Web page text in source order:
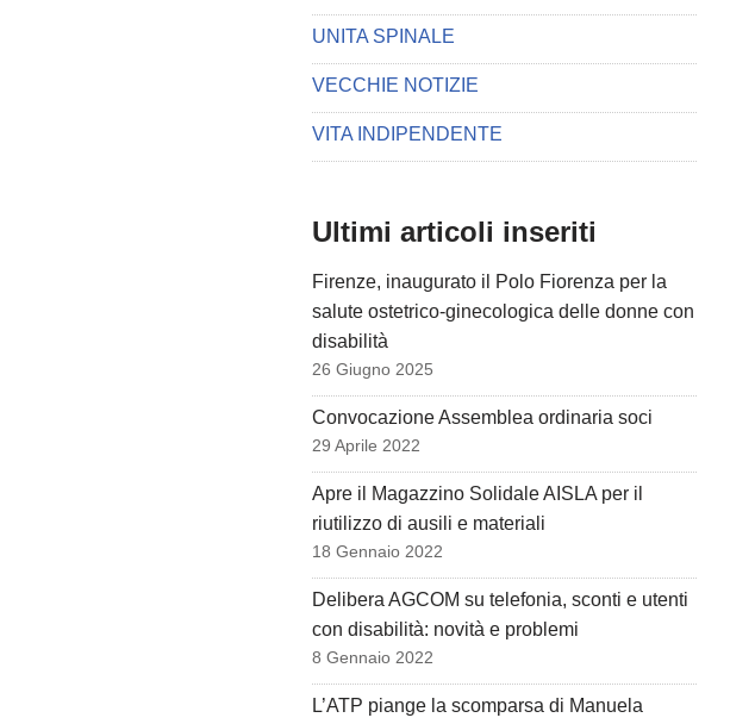
UNITA SPINALE
VECCHIE NOTIZIE
VITA INDIPENDENTE
Ultimi articoli inseriti
Firenze, inaugurato il Polo Fiorenza per la
salute ostetrico-ginecologica delle donne con
disabilità
26 Giugno 2025
Convocazione Assemblea ordinaria soci
29 Aprile 2022
Apre il Magazzino Solidale AISLA per il
riutilizzo di ausili e materiali
18 Gennaio 2022
Delibera AGCOM su telefonia, sconti e utenti
con disabilità: novità e problemi
8 Gennaio 2022
L’ATP piange la scomparsa di Manuela